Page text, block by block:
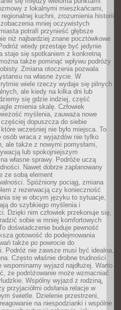
z lokalnymi mieszkańcami,
kuchni, zrozumienia historii
mniej oczywistych
potrafi przynieść głębsze
niż najbardziej znane pocztówkowe
wtedy przestaje być jedynie
staje się spotkaniem z konkretną
także pominąć wpływu podróży
Zmiana otoczenia pozwala
na własne życie. W
wiele rzeczy wydaje się pilnych
ale kiedy na kilka dni lub
się gdzie indziej, część
zmienia skalę. Człowiek
myślenia, zauważa nowe
dopuszcza do siebie
wcześniej nie było miejsca. To
osób wraca z wyjazdów nie tylko
ale także z nowymi pomysłami,
lub spokojniejszym
własne sprawy. Podróże uczą
Nawet dobrze zaplanowany
ze sobą element
Spóźniony pociąg, zmiana
z rezerwacją czy konieczność
się w obcym języku to sytuacje,
do szybkiego myślenia i
Dzięki nim człowiek przekonuje się,
sobie w mniej komfortowych
doświadczenie buduje pewność
gotowość do podejmowania
także po powrocie do
Podróż nie zawsze musi być idealna,
Często właśnie drobne trudności
wspominamy wyjazd najdłużej. Warto
że podróżowanie może wzmacniać
Wspólny wyjazd z rodziną,
przyjaciółmi odsłania relacje w
świetle. Dzielenie przestrzeni,
na niespodzianki i wspólne